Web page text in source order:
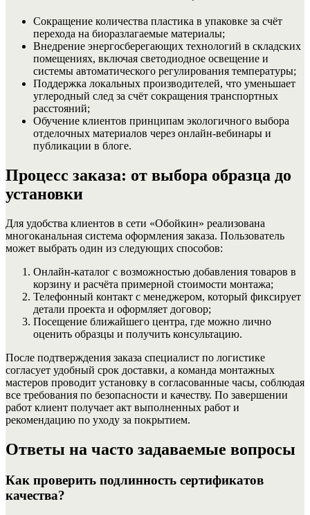
Сокращение количества пластика в упаковке за счёт
перехода на биоразлагаемые материалы;
Внедрение энергосберегающих технологий в складских
помещениях, включая светодиодное освещение и
системы автоматического регулирования температуры;
Поддержка локальных производителей, что уменьшает
углеродный след за счёт сокращения транспортных
расстояний;
Обучение клиентов принципам экологичного выбора
отделочных материалов через онлайн‑вебинары и
публикации в блоге.
Процесс заказа: от выбора образца до
установки
Для удобства клиентов в сети «Обойкин» реализована
многоканальная система оформления заказа. Пользователь
может выбрать один из следующих способов:
Онлайн‑каталог с возможностью добавления товаров в
корзину и расчёта примерной стоимости монтажа;
Телефонный контакт с менеджером, который фиксирует
детали проекта и оформляет договор;
Посещение ближайшего центра, где можно лично
оценить образцы и получить консультацию.
После подтверждения заказа специалист по логистике
согласует удобный срок доставки, а команда монтажных
мастеров проводит установку в согласованные часы, соблюдая
все требования по безопасности и качеству. По завершении
работ клиент получает акт выполненных работ и
рекомендацию по уходу за покрытием.
Ответы на часто задаваемые вопросы
Как проверить подлинность сертификатов
качества?